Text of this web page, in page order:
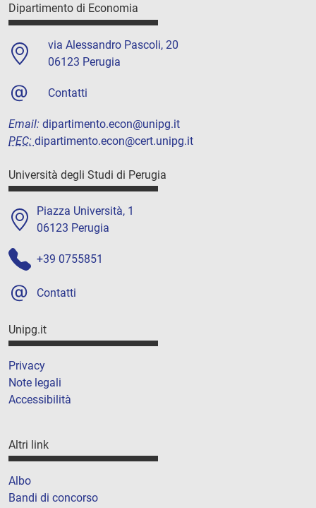
Dipartimento di Economia
via Alessandro Pascoli, 20
06123 Perugia
Contatti
Email: dipartimento.econ@unipg.it
PEC: dipartimento.econ@cert.unipg.it
Università degli Studi di Perugia
Piazza Università, 1
06123 Perugia
+39 0755851
Contatti
Unipg.it
Privacy
Note legali
Accessibilità
Altri link
Albo
Bandi di concorso